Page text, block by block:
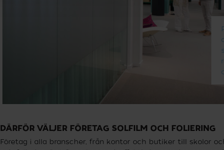
DÄRFÖR VÄLJER FÖRETAG SOLFILM OCH FOLIERING
Företag i alla branscher, från kontor och butiker till skolor